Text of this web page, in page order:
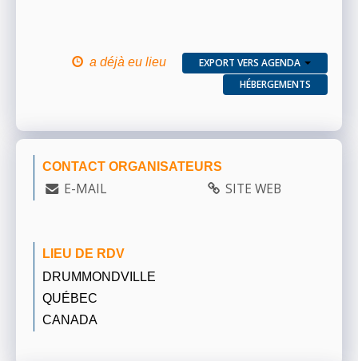
a déjà eu lieu
EXPORT VERS AGENDA
HÉBERGEMENTS
CONTACT ORGANISATEURS
E-MAIL SITE WEB
LIEU DE RDV
DRUMMONDVILLE
QUÉBEC
CANADA